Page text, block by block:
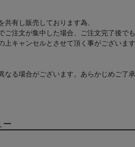
共有し販売しております為、
ご注文が集中した場合、ご注文完了後で
上キャンセルとさせて頂く事がございま
なる場合がございます。あらかじめご了承
ー